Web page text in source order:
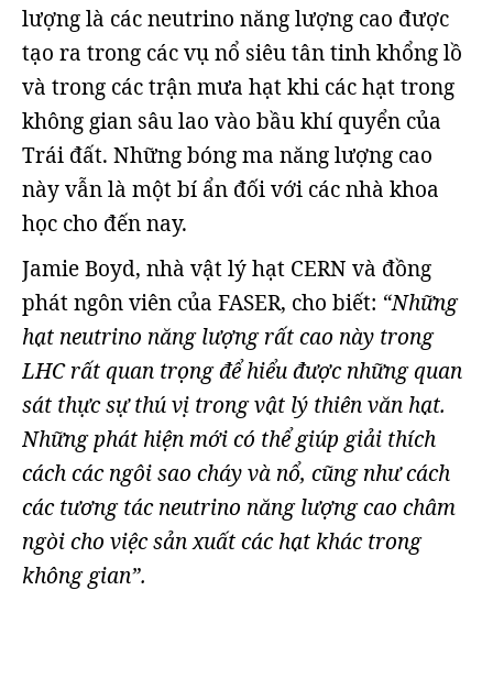
lượng là các neutrino năng lượng cao được
tạo ra trong các vụ nổ siêu tân tinh khổng lồ
và trong các trận mưa hạt khi các hạt trong
không gian sâu lao vào bầu khí quyển của
Trái đất. Những bóng ma năng lượng cao
này vẫn là một bí ẩn đối với các nhà khoa
học cho đến nay.
Jamie Boyd, nhà vật lý hạt CERN và đồng
phát ngôn viên của FASER, cho biết: “Những
hạt neutrino năng lượng rất cao này trong
LHC rất quan trọng để hiểu được những quan
sát thực sự thú vị trong vật lý thiên văn hạt.
Những phát hiện mới có thể giúp giải thích
cách các ngôi sao cháy và nổ, cũng như cách
các tương tác neutrino năng lượng cao châm
ngòi cho việc sản xuất các hạt khác trong
không gian”.